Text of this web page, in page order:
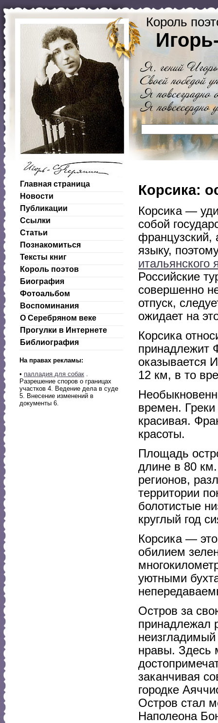
Король
Главная страница
Новости
Публикации
Ссылки
Статьи
Познакомиться
Тексты книг
Король поэтов
Биография
Фотоальбом
Воспоминания
О Серебряном веке
Прогулки в Интернете
Библиография
На правах рекламы:
• палладия для собак .
Разрешение споров о границах
участков 4. Ведение дела в суде
5. Внесение изменений в
документы 6.
Корсика:
Корсика —
собой
французский,
языку,
итальянского
Российские
совершенно
отпуск,
ожидает на
Корсика
принадлежит
оказывается
12 км, в то
времен.
красивая.
красоты.
Площадь
длине в 80
регионов,
территории
болотистые
круглый год
Корсика —
обилием
уютными
Остров за
принадлежал
неизгладимый
нравы. Здесь
заканчивая
городке
Остров стал
Наполеона